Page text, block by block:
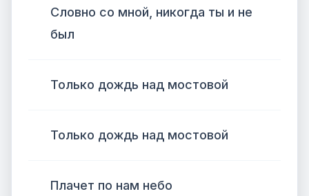
Словно со мной, никогда ты и не
был
Только дождь над мостовой
Только дождь над мостовой
Плачет по нам небо